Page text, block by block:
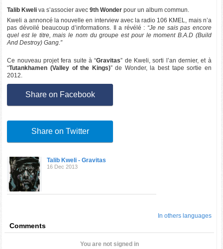
Talib Kweli va s’associer avec9th Wonder pour un album commun.
Kweli a annoncé la nouvelle en interview avec la radio 106 KMEL, mais n’a
pas dévoilé beaucoup d’informations. Il a révélé : “Je ne sais pas encore
quel est le titre, mais le nom du groupe est pour le moment B.A.D (Build
And Destroy) Gang.”
Ce nouveau projet fera suite à “Gravitas” de Kweli, sorti l’an dernier, et à
“Tutankhamen (Valley of the Kings)” de Wonder, la best tape sortie en
2012.
Share on Facebook
Share on Twitter
Talib Kweli - Gravitas
16 Dec 2013
In others languages
Comments
You are not signed in